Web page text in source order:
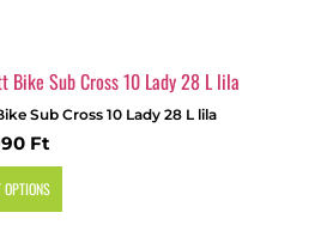
Sub Cross 10 Lady 28 L lila
Ft
OPTIONS